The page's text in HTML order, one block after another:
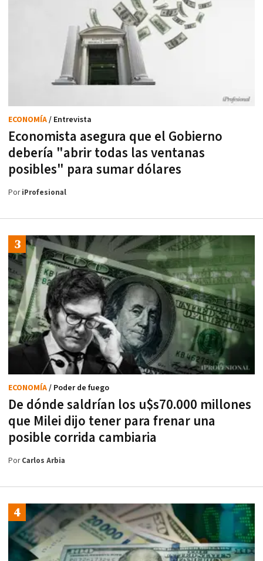
Economista asegura que el Gobierno
debería "abrir todas las ventanas
posibles" para sumar dólares
ECONOMÍA/ Entrevista
PoriProfesional
De dónde saldrían los u$s70.000 millones
que Milei dijo tener para frenar una
posible corrida cambiaria
ECONOMÍA/ Poder de fuego
PorCarlos Arbia